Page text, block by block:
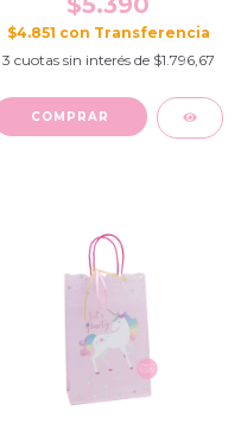
$4.851 con
3 cuotas sin interés de $1.796,67